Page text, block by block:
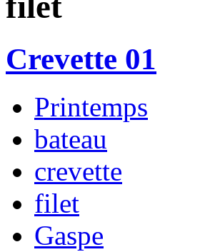
Crevette 01
Printemps
bateau
crevette
filet
Gaspe